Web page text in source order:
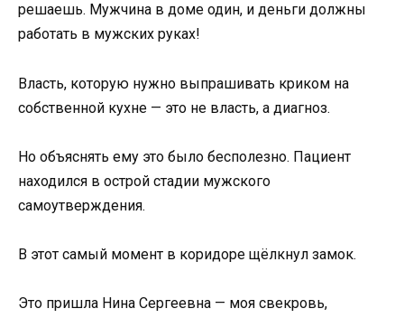
решаешь. Мужчина в доме один, и деньги должны
работать в мужских руках!
Власть, которую нужно выпрашивать криком на
собственной кухне — это не власть, а диагноз.
Но объяснять ему это было бесполезно. Пациент
находился в острой стадии мужского
самоутверждения.
В этот самый момент в коридоре щёлкнул замок.
Это пришла Нина Сергеевна — моя свекровь,